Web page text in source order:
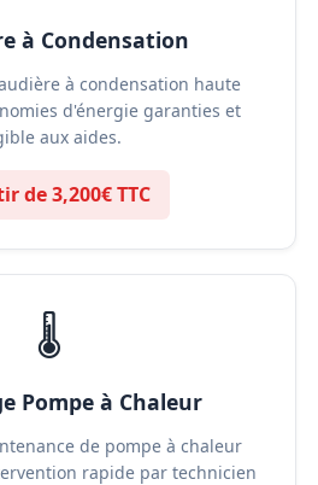
à Condensation
à condensation haute
d'énergie garanties et
aux aides.
de 3,200€ TTC
🌡️
Pompe à Chaleur
de pompe à chaleur
rapide par technicien